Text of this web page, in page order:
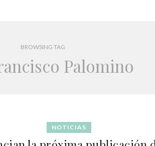
BROWSING TAG
Palomino
NOTICIAS